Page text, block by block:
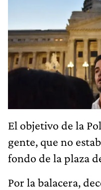
El objetivo de la
gente, que no
fondo de la plaza
Por la balacera,